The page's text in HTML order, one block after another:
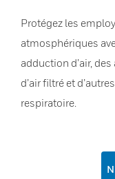
Protégez les
atmosphériques
adduction d’air,
d’air filtré et
respiratoire.